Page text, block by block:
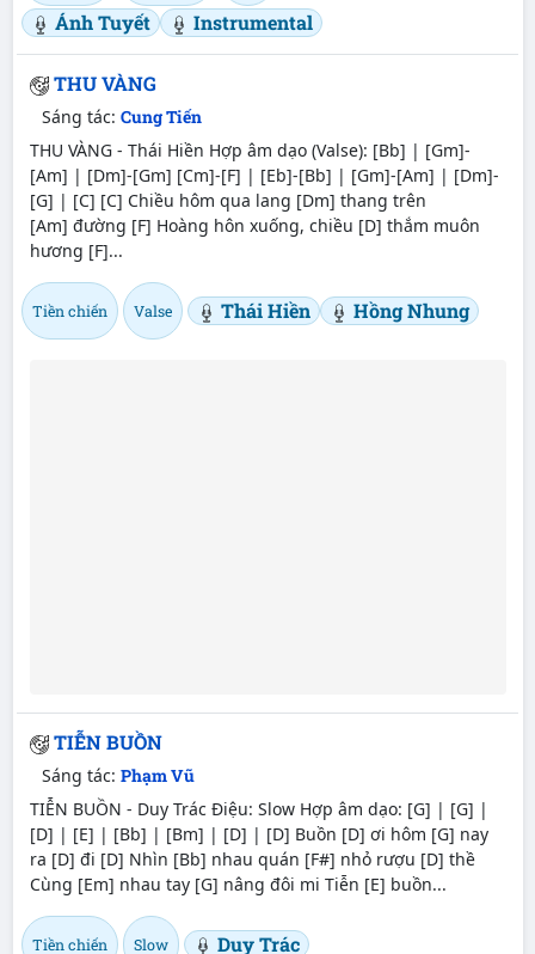
Ánh Tuyết
Instrumental
THU VÀNG
Sáng tác: Cung Tiến
THU VÀNG - Thái Hiền Hợp âm dạo (Valse): [Bb] | [Gm]-
[Am] | [Dm]-[Gm] [Cm]-[F] | [Eb]-[Bb] | [Gm]-[Am] | [Dm]-
[G] | [C] [C] Chiều hôm qua lang [Dm] thang trên
[Am] đường [F] Hoàng hôn xuống, chiều [D] thắm muôn
hương [F]...
Tiền chiến Valse Thái Hiền Hồng Nhung
TIỄN BUỒN
Sáng tác: Phạm Vũ
TIỄN BUỒN - Duy Trác Điệu: Slow Hợp âm dạo: [G] | [G] |
[D] | [E] | [Bb] | [Bm] | [D] | [D] Buồn [D] ơi hôm [G] nay
ra [D] đi [D] Nhìn [Bb] nhau quán [F#] nhỏ rượu [D] thề
Cùng [Em] nhau tay [G] nâng đôi mi Tiễn [E] buồn...
Tiền chiến Slow Duy Trác